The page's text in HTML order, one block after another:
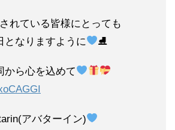
れている皆様にとっても
となりますように
⛸
から心を込めて
アバターイン)